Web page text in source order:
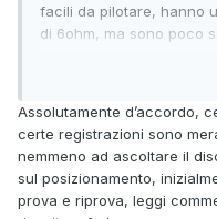
facili da pilotare, hanno
di 6ohm, ma sono poco
potenza. Digeriscono
posizionare, ma
Le ho ascoltate con i
amplificazioni Naim (ma
amplificatori giapponesi
Assolutamente d’accordo,
certe registrazioni sono
nemmeno ad ascoltare il
sul posizionamento,
prova e riprova, leggi